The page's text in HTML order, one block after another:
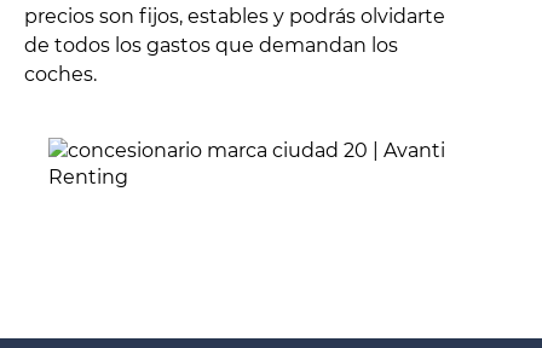
precios son fijos, estables y podrás olvidarte
de todos los gastos que demandan los
coches.